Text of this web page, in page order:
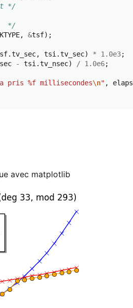
*/
*/
, &tsf);
.tv_sec, tsi.tv_sec) * 1.0e3;
- tsi.tv_nsec) / 1.0e6;
pris %f millisecondes\n" , elaps
avec matplotlib